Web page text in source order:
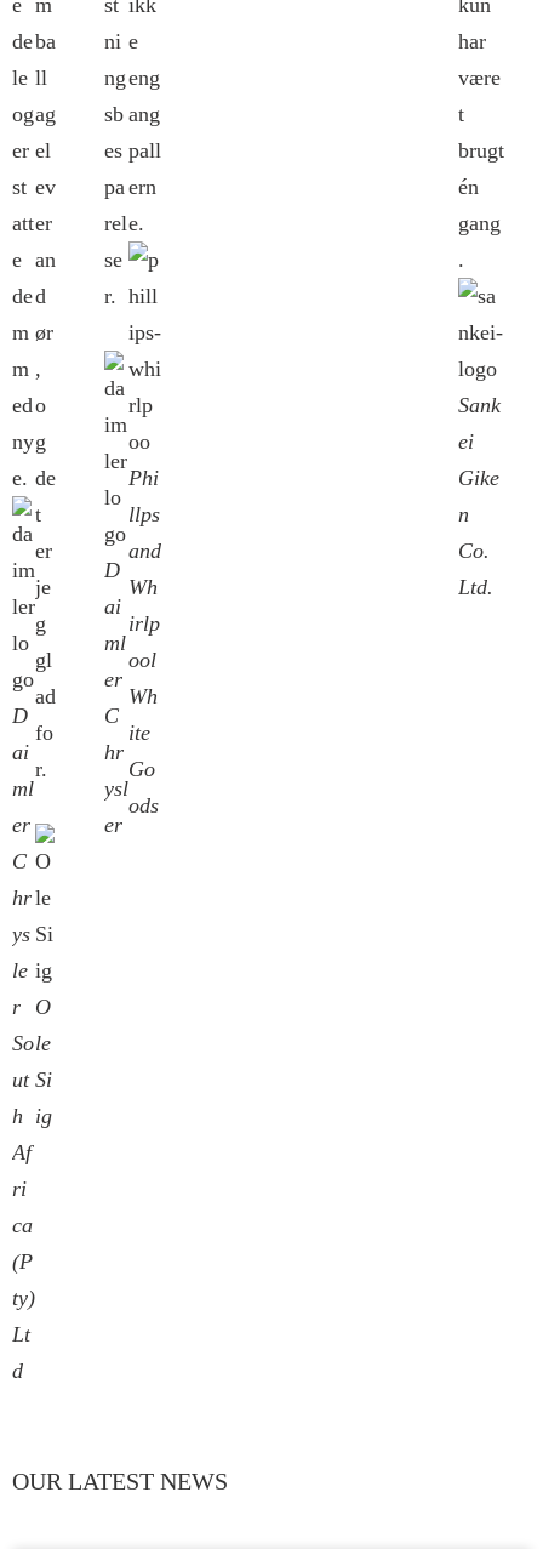
de
le
og
er
st
att
e
de
m
m
ed
ny
e.
D
ai
ml
er
C
hr
ys
le
r
So
ut
h
Af
ri
ca
(P
ty)
Lt
d
ba
ll
ag
el
ev
er
an
d
ør
,
o
g
de
t
er
je
g
gl
ad
fo
r.
O
le
Si
ig
ni
ng
sb
es
pa
rel
se
r.
D
ai
ml
er
C
hr
ysl
er
e
eng
ang
pall
ern
e.
Phi
llps
and
Wh
irlp
ool
Wh
ite
Go
ods
har
være
t
brugt
én
gang
.
Sank
ei
Gike
n
Co.
Ltd.
OUR LATEST NEWS